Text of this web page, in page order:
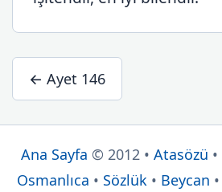
← Ayet 146
Ana Sayfa © 2012 • Atasözü •
Osmanlıca • Sözlük• Beycan •